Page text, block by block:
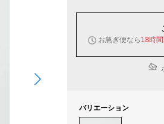
お急ぎ便なら 18時
バリエーション